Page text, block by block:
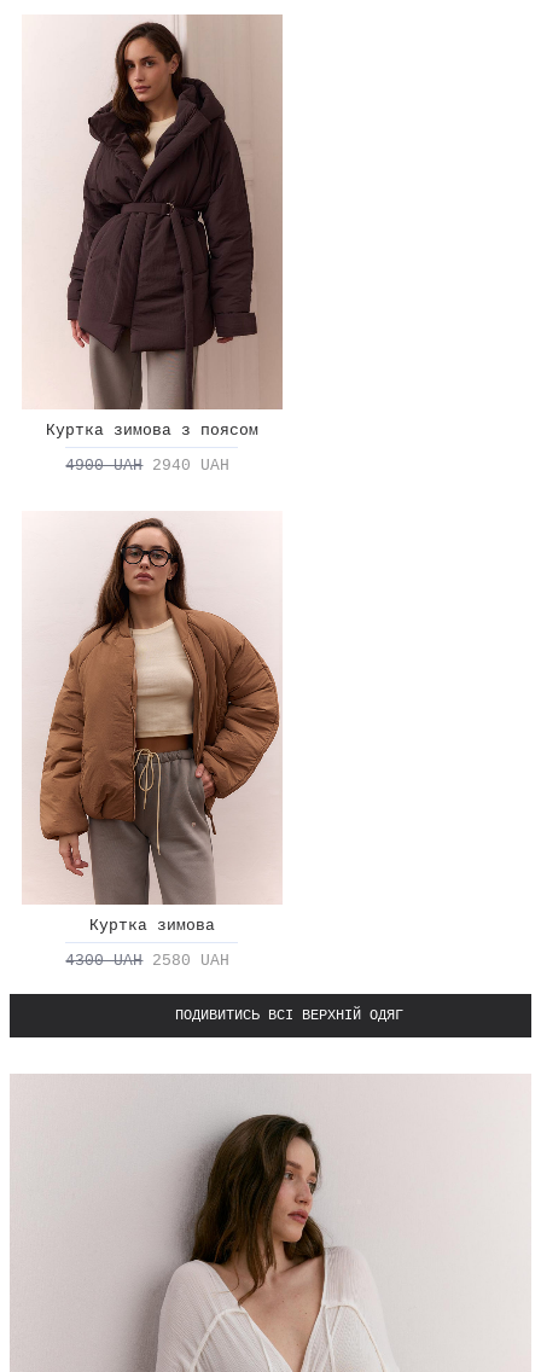
Куртка зимова з поясом
4900 UAH 2940 UAH
Куртка зимова
4300 UAH 2580 UAH
ПОДИВИТИСЬ ВСІ ВЕРХНІЙ ОДЯГ